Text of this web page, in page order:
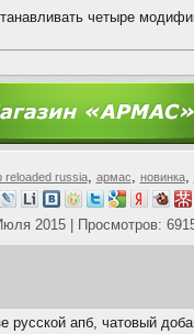
четыре
reloaded russia, армас, новинка,
2015 | Просмотров:
русской апб, чатовый